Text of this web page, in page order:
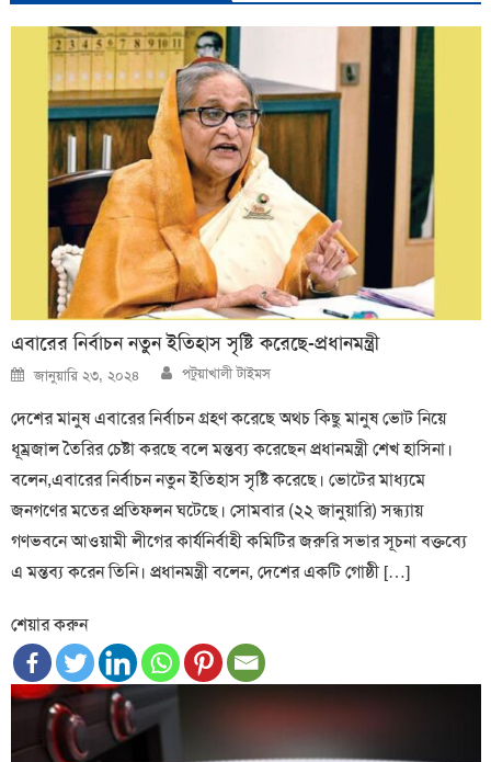
এবারের নির্বাচন নতুন ইতিহাস সৃষ্টি করেছে-প্রধানমন্ত্রী
Posted
on
জানুয়ারি ২৩, ২০২৪ Author
পটুয়াখালী টাইমস
দেশের মানুষ এবারের নির্বাচন গ্রহণ করেছে অথচ কিছু মানুষ ভোট নিয়ে
ধূম্রজাল তৈরির চেষ্টা করছে বলে মন্তব্য করেছেন প্রধানমন্ত্রী শেখ হাসিনা।
বলেন,এবারের নির্বাচন নতুন ইতিহাস সৃষ্টি করেছে। ভোটের মাধ্যমে
জনগণের মতের প্রতিফলন ঘটেছে। সোমবার (২২ জানুয়ারি) সন্ধ্যায়
গণভবনে আওয়ামী লীগের কার্যনির্বাহী কমিটির জরুরি সভার সূচনা বক্তব্যে
এ মন্তব্য করেন তিনি। প্রধানমন্ত্রী বলেন, দেশের একটি গোষ্ঠী […]
শেয়ার করুন